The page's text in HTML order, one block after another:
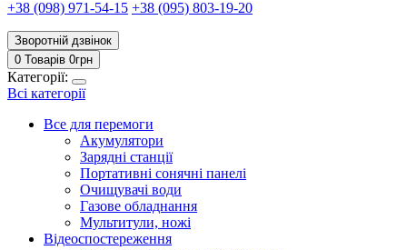
+38 (098) 971-54-15 +38 (095) 803-19-20
Зворотній дзвінок
0 Товарів 0грн
Категорії:
Всі категорії
Все для перемоги
Акумулятори
Зарядні станції
Портативні сонячні панелі
Очищувачі води
Газове обладнання
Мультитули, ножі
Відеоспостереження